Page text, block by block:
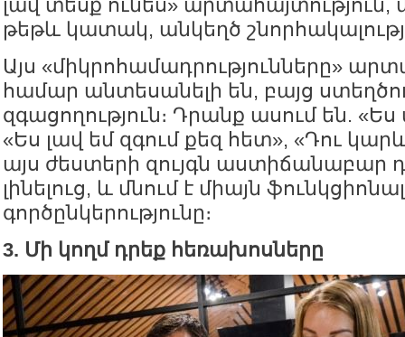
լավ տեսք ունես» արտահայտություն,
թեթև կատակ, անկեղծ
Այս «միկրոհամադրությունները»
համար անտեսանելի են, բայց
զգացողություն։ Դրանք ասում են. «Ես
«Ես լավ եմ զգում քեզ հետ», «Դու
այս ժեստերի զույգն աստիճանաբար
լինելուց, և մնում է միայն ֆունկցիոնալ
գործընկերությունը։
3. Մի կողմ դրեք հեռախոսները